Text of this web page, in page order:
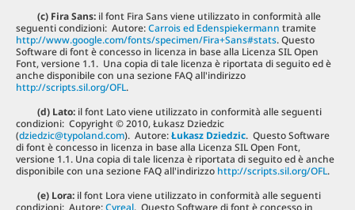
(c) Fira Sans: il font Fira Sans viene utilizzato in conformità alle
seguenti condizioni: Autore:Carrois ed Edenspiekermann tramite
http://www.google.com/fonts/specimen/Fira+Sans#stats. Questo
Software di font è concesso in licenza in base alla Licenza SIL Open
Font, versione 1.1. Una copia di tale licenza è riportata di seguito ed è
anche disponibile con una sezione FAQ all'indirizzo
http://scripts.sil.org/OFL.
(d) Lato: il font Lato viene utilizzato in conformità alle seguenti
condizioni: Copyright © 2010, Łukasz Dziedzic
(dziedzic@typoland.com). Autore:Łukasz Dziedzic. Questo Software
di font è concesso in licenza in base alla Licenza SIL Open Font,
versione 1.1. Una copia di tale licenza è riportata di seguito ed è anche
disponibile con una sezione FAQ all'indirizzo http://scripts.sil.org/OFL.
(e) Lora: il font Lora viene utilizzato in conformità alle seguenti